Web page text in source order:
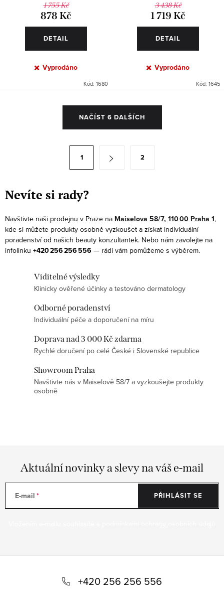
1 755 Kč
878 Kč
DETAIL
Vyprodáno
Kód: 1680
3 438 Kč
1 719 Kč
DETAIL
Vyprodáno
Kód: 1645
c
í
p
r
v
k
NAČÍST 6 DALŠÍCH
á
k
o
v
1 2
Nevíte si rady?
Navštivte naši prodejnu v Praze na Maiselova 58/7, 110 00 Praha 1,
kde si můžete produkty osobně vyzkoušet a získat individuální
poradenství od našich beauty konzultantek. Nebo nám zavolejte na
infolinku +420 256 256 556 — rádi vám pomůžeme s výběrem.
Viditelné výsledky
Klinicky ověřené účinky a testováno dermatology
Odborné poradenství
Individuální péče a doporučení na míru
Doprava nad 3 000 Kč zdarma
Rychlé doručení po celé České i Slovenské republice
Showroom Praha
Navštivte nás v Maiselově 58/7 a vyzkoušejte produkty
osobně
Aktuální novinky a slevy na váš e-mail
E-mail PŘIHLÁSIT SE
+420 256 256 556